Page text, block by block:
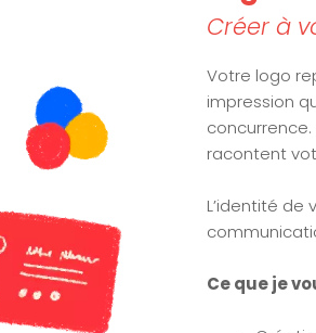
Créer à
Votre logo
impression
racontent
L’identité
Ce que je